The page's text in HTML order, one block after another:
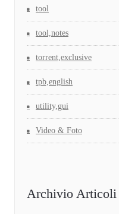
tool
tool,notes
torrent,exclusive
tpb,english
utility,gui
Video & Foto
Archivio Articoli